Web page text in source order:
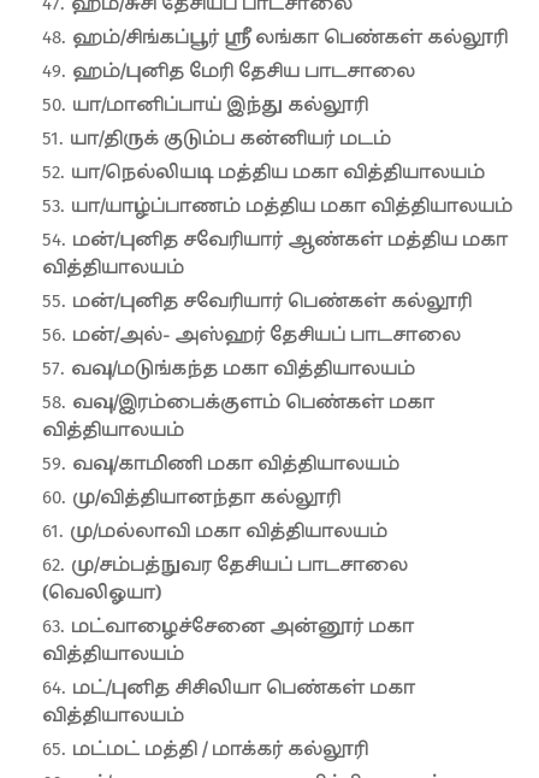
ஹம்/சிங்கப்பூர் ஸ்ரீ லங்கா பெண்கள் கல்லூரி
ஹம்/புனித மேரி தேசிய பாடசாலை
யா/மானிப்பாய் இந்து கல்லூரி
யா/திருக் குடும்ப கன்னியர் மடம்
யா/நெல்லியடி மத்திய மகா வித்தியாலயம்
யா/யாழ்ப்பாணம் மத்திய மகா வித்தியாலயம்
மன்/புனித சவேரியார் ஆண்கள் மத்திய மகா
வித்தியாலயம்
மன்/புனித சவேரியார் பெண்கள் கல்லூரி
மன்/அல்- அஸ்ஹர் தேசியப் பாடசாலை
வவு/மடுங்கந்த மகா வித்தியாலயம்
வவு/இரம்பைக்குளம் பெண்கள் மகா
வித்தியாலயம்
வவு/காமிணி மகா வித்தியாலயம்
மு/வித்தியானந்தா கல்லூரி
மு/மல்லாவி மகா வித்தியாலயம்
மு/சம்பத்நுவர தேசியப் பாடசாலை
(வெலிஓயா)
மட்வாழைச்சேனை அன்னூர் மகா
வித்தியாலயம்
மட்/புனித சிசிலியா பெண்கள் மகா
வித்தியாலயம்
மட்மட் மத்தி / மாக்கர் கல்லூரி